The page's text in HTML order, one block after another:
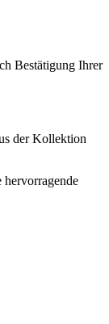
Bestätigung Ihrer
der Kollektion
hervorragende